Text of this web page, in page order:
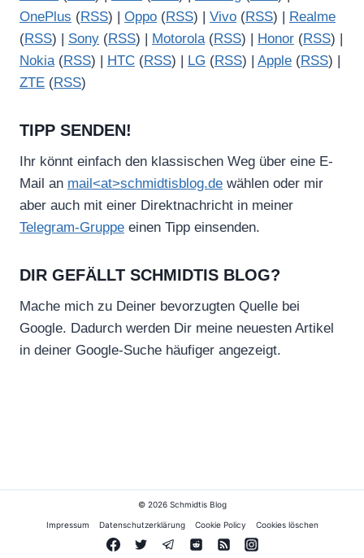
OnePlus (RSS) | Oppo (RSS) | Vivo (RSS) |
Realme
(RSS) | Sony (RSS) | Motorola(RSS) | Honor (RSS) |
Nokia(RSS) | HTC (RSS) | LG (RSS) | Apple (RSS) |
ZTE (RSS)
TIPP SENDEN!
Ihr könnt einfach den klassischen Weg über eine E-
Mail an mail<at>schmidtisblog.de wählen oder mir
aber auch mit einer Direktnachricht in meiner
Telegram-Gruppe einen Tipp einsenden.
DIR GEFÄLLT SCHMIDTIS BLOG?
Mache mich zu Deiner bevorzugten Quelle bei
Google. Dadurch werden Dir meine neuesten Artikel
in deiner Google-Suche häufiger angezeigt.
© 2026 Schmidtis Blog
Impressum Datenschutzerklärung Cookie Policy Cookies löschen